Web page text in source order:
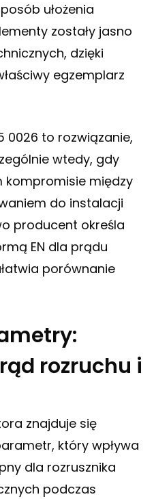
ułożenia
zostały jasno
dzięki
egzemplarz
0026 to rozwiązanie,
wtedy, gdy
kompromisie między
do instalacji
producent określa
EN dla prądu
porównanie
rozruchu i
znajduje się
który wpływa
dla rozrusznika
podczas